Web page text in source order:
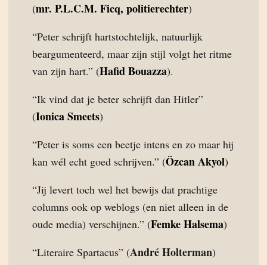
(mr. P.L.C.M. Ficq, politierechter)
“Peter schrijft hartstochtelijk, natuurlijk
beargumenteerd, maar zijn stijl volgt het ritme
van zijn hart.” (Hafid Bouazza).
“Ik vind dat je beter schrijft dan Hitler”
(Ionica Smeets)
“Peter is soms een beetje intens en zo maar hij
kan wél echt goed schrijven.” (Özcan Akyol)
“Jij levert toch wel het bewijs dat prachtige
columns ook op weblogs (en niet alleen in de
oude media) verschijnen.” (Femke Halsema)
“Literaire Spartacus” (André Holterman)